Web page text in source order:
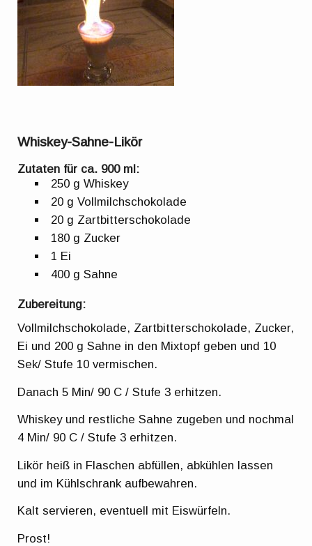
Whiskey-Sahne-Likör
Zutaten für ca. 900 ml:
250 g Whiskey
20 g Vollmilchschokolade
20 g Zartbitterschokolade
180 g Zucker
1 Ei
400 g Sahne
Zubereitung:
Vollmilchschokolade, Zartbitterschokolade, Zucker,
Ei und 200 g Sahne in den Mixtopf geben und 10
Sek/ Stufe 10 vermischen.
Danach 5 Min/ 90 C / Stufe 3 erhitzen.
Whiskey und restliche Sahne zugeben und nochmal
4 Min/ 90 C / Stufe 3 erhitzen.
Likör heiß in Flaschen abfüllen, abkühlen lassen
und im Kühlschrank aufbewahren.
Kalt servieren, eventuell mit Eiswürfeln.
Prost!